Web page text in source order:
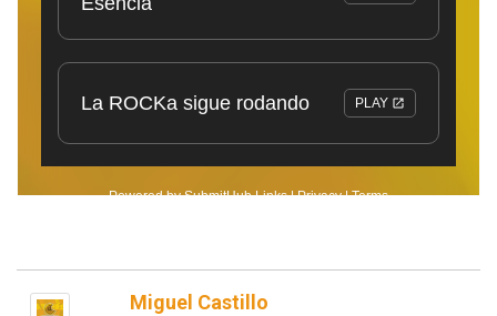
Miguel Castillo